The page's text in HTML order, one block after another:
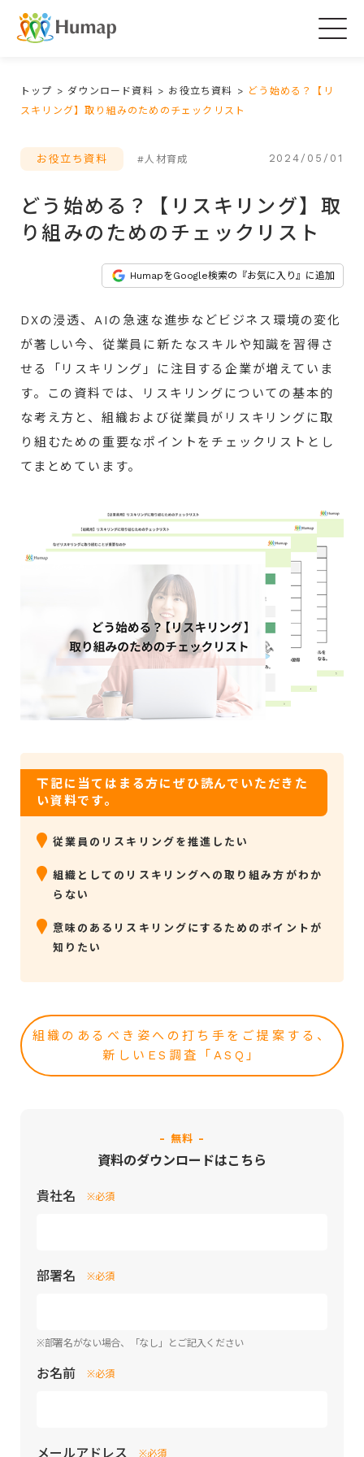
トップ > ダウンロード資料 > お役立ち資料 > どう始める？【リ
スキリング】取り組みのためのチェックリスト
お役立ち資料 #人材育成 2024/05/01
どう始める？【リスキリング】取
り組みのためのチェックリスト
HumapをGoogle検索の『お気に入り』に追加
DXの浸透、AIの急速な進歩などビジネス環境の変化
が著しい今、従業員に新たなスキルや知識を習得さ
せる「リスキリング」に注目する企業が増えていま
す。この資料では、リスキリングについての基本的
な考え方と、組織および従業員がリスキリングに取
り組むための重要なポイントをチェックリストとし
てまとめています。
下記に当てはまる方にぜひ読んでいただきた
い資料です。
従業員のリスキリングを推進したい
組織としてのリスキリングへの取り組み方がわか
らない
意味のあるリスキリングにするためのポイントが
知りたい
組織のあるべき姿への打ち手をご提案する、
新しいES調査「ASQ」
- 無料 -
資料のダウンロードはこちら
貴社名 ※必須
部署名 ※必須
※部署名がない場合、「なし」とご記入ください
お名前 ※必須
メールアドレス ※必須